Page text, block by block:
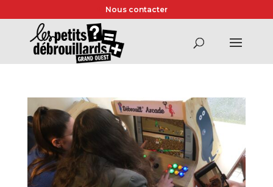
Nous contacter